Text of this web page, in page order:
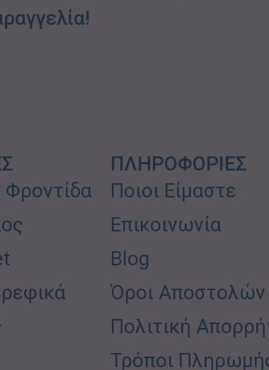
ΠΛΗΡΟΦΟΡΙΕΣ
Ποιοι Είμαστε
Επικοινωνία
Blog
Όροι Αποστολών
Πολιτική
Τρόποι